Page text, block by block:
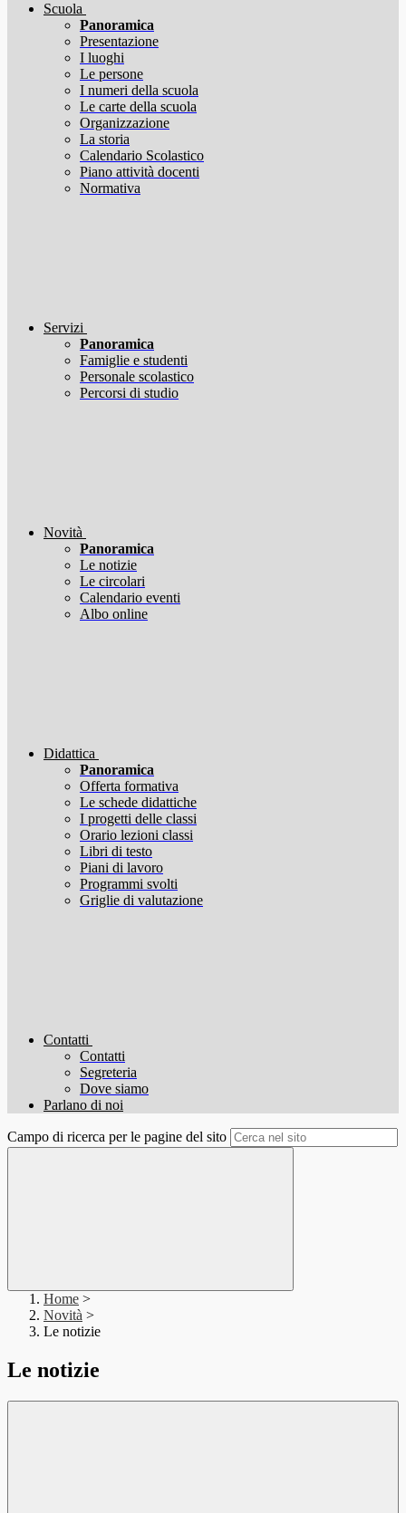
Scuola
Panoramica
Presentazione
I luoghi
Le persone
I numeri della scuola
Le carte della scuola
Organizzazione
La storia
Calendario Scolastico
Piano attività docenti
Normativa
Servizi
Panoramica
Famiglie e studenti
Personale scolastico
Percorsi di studio
Novità
Panoramica
Le notizie
Le circolari
Calendario eventi
Albo online
Didattica
Panoramica
Offerta formativa
Le schede didattiche
I progetti delle classi
Orario lezioni classi
Libri di testo
Piani di lavoro
Programmi svolti
Griglie di valutazione
Contatti
Contatti
Segreteria
Dove siamo
Parlano di noi
Campo di ricerca per le pagine del sito
Home >
Novità >
Le notizie
Le notizie